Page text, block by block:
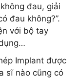
đau, giải
đau không?”.
với bộ tay
Implant được
sĩ nào cũng có